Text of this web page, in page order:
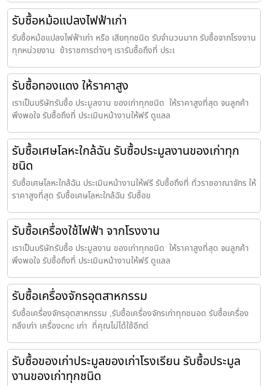
รับซื้อหม้อแปลงไฟฟ้าเก่า
รับซื้อหม้อแปลงไฟฟ้าเก่า หรือ เสียทุกชนิด รับจำนวนมาก รับซื้อจากโรงงาน
ทุกหน่วยงาน ข้าราชการต่างๆ เรารับซื้อถึงที่ ประเ
รับซื้อทองแดง ให้ราคาสูง
เราเป็นบริษัทรับซื้อ ประมูลงาน ของเก่าทุกชนิด ให้ราคาสูงที่สุด จนลูกค้า
พึงพอใจ รับซื้อถึงที่ ประเมินหน้างานให้ฟรี ดูแลล
รับซื้อเศษโลหะใกล้ฉัน รับซื้อประมูลงานของเก่าทุก
ชนิด
รับซื้อเศษโลหะใกล้ฉัน ประเมินหน้างานให้ฟรี รับซื้อถึงที่ ทั่วราชอาณาจักร ให้
ราคาสูงที่สุด รับซื้อเศษโลหะใกล้ฉัน รับซื้อข
รับซื้อเครื่องใช้ไฟฟ้า จากโรงงาน
เราเป็นบริษัทรับซื้อ ประมูลงาน ของเก่าทุกชนิด ให้ราคาสูงที่สุด จนลูกค้า
พึงพอใจ รับซื้อถึงที่ ประเมินหน้างานให้ฟรี ดูแลล
รับซื้อเครื่องจักรอุตสาหกรรม
รับซื้อเครื่องจักรอุตสาหกรรม ,รับซื้อเครื่องจักรเก่าทุกชนอด รับซื้อเครื่อง
กลึงเก่า เครื่องcnc เก่า ที่คุณไม่ได้ใช้อีกต่
รับซื้อของเก่าประมูลของเก่าโรงเรียน รับซื้อประมูล
งานของเก่าทุกชนิด